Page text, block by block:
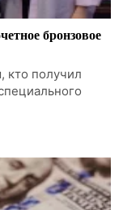
бронзовое
кто получил